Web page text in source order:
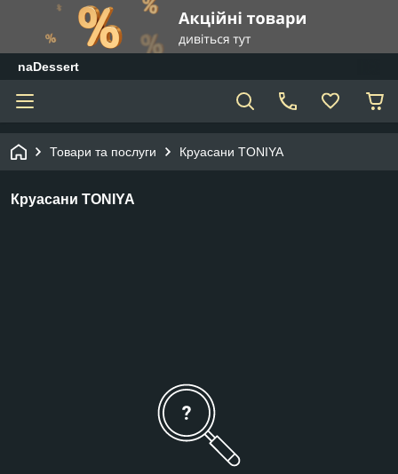
naDessert
Товари та послуги Круасани TONIYA
Круасани TONIYA